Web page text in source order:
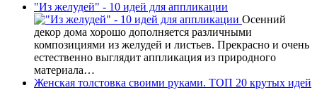
"Из желудей" - 10 идей для аппликации
Осенний
декор дома хорошо дополняется различными
композициями из желудей и листьев. Прекрасно и очень
естественно выглядит аппликация из природного
материала…
Женская толстовка своими руками. ТОП 20 крутых идей